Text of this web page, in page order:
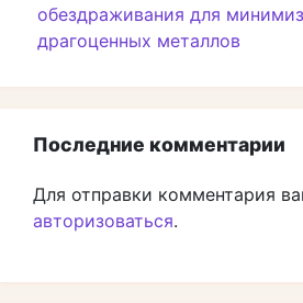
обездраживания для
драгоценных металлов
Последние комментарии
Для отправки комментария
авторизоваться.